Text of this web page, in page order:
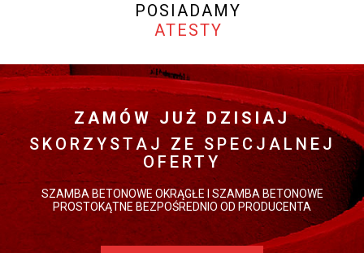
POSIADAMY
ATESTY
ZAMÓW JUŻ DZISIAJ
SKORZYSTAJ ZE SPECJALNEJ
OFERTY
SZAMBA BETONOWE OKRĄGŁE I SZAMBA BETONOWE
PROSTOKĄTNE BEZPOŚREDNIO OD PRODUCENTA